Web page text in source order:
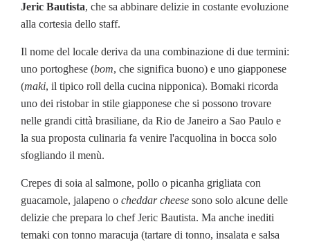
Jeric Bautista, che sa abbinare delizie in costante evoluzione
alla cortesia dello staff.
Il nome del locale deriva da una combinazione di due termini:
uno portoghese (bom, che significa buono) e uno giapponese
(maki, il tipico roll della cucina nipponica). Bomaki ricorda
uno dei ristobar in stile giapponese che si possono trovare
nelle grandi città brasiliane, da Rio de Janeiro a Sao Paulo e
la sua proposta culinaria fa venire l'acquolina in bocca solo
sfogliando il menù.
Crepes di soia al salmone, pollo o picanha grigliata con
guacamole, jalapeno o cheddar cheese sono solo alcune delle
delizie che prepara lo chef Jeric Bautista. Ma anche inediti
temaki con tonno maracuja (tartare di tonno, insalata e salsa